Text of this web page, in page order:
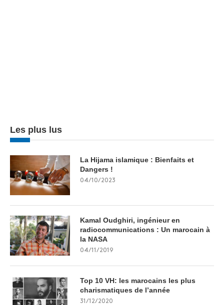
Les plus lus
La Hijama islamique : Bienfaits et
Dangers !
04/10/2023
Kamal Oudghiri, ingénieur en
radiocommunications : Un marocain à
la NASA
04/11/2019
Top 10 VH: les marocains les plus
charismatiques de l’année
31/12/2020